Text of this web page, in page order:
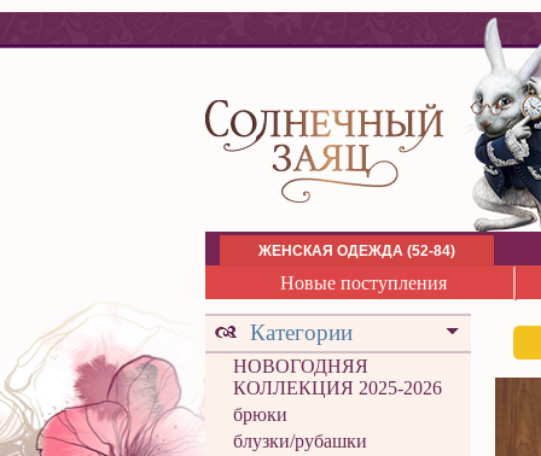
ЖЕНСКАЯ ОДЕЖДА (52-84)
Новые поступления
Категории
НОВОГОДНЯЯ
КОЛЛЕКЦИЯ 2025-2026
брюки
блузки/рубашки